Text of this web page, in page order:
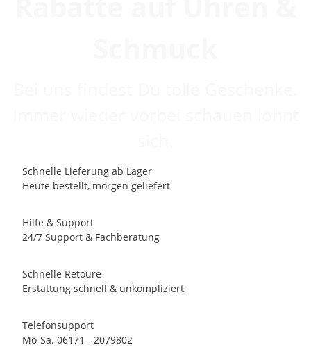
Schnelle Lieferung ab Lager
Heute bestellt, morgen geliefert
Hilfe & Support
24/7 Support & Fachberatung
Schnelle Retoure
Erstattung schnell & unkompliziert
Telefonsupport
Mo-Sa. 06171 - 2079802